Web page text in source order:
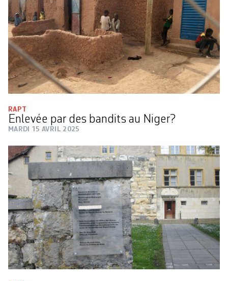
RAPT
Enlevée par des bandits au Niger?
MARDI 15 AVRIL 2025